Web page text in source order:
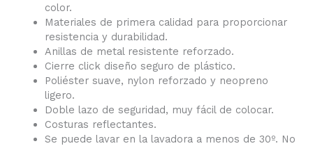
color.
Materiales de primera calidad para proporcionar
resistencia y durabilidad.
Anillas de metal resistente reforzado.
Cierre click diseño seguro de plástico.
Poliéster suave, nylon reforzado y neopreno
ligero.
Doble lazo de seguridad, muy fácil de colocar.
Costuras reflectantes.
Se puede lavar en la lavadora a menos de 30º. No